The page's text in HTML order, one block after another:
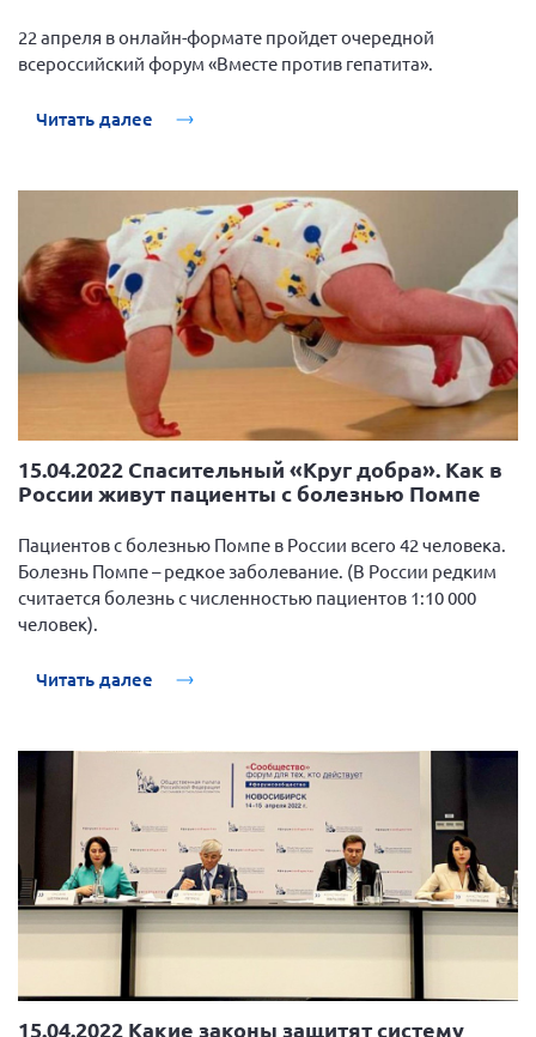
Нижегородская область
Новгородская область
Пензенская область
Республика Башкортостан
Республика Бурятия
Республика Карелия
Республика Калмыкия
Республика Хакасия
Ростовская область
г. Санкт-Петербург
Самарская область СОРС
Самарская область ПРИЗМА
Самарская область СГОРС
Свердловская область
Ставропольский край
Сахалинская область
Томская область
Тульская область
Ульяновская область
Челябинская область
Ярославская область
22 апреля в онлайн-формате пройдет очередной
всероссийский форум «Вместе против гепатита».
Читать далее
15.04.2022 Спасительный «Круг добра». Как в
России живут пациенты с болезнью Помпе
Пациентов с болезнью Помпе в России всего 42 человека.
Болезнь Помпе – редкое заболевание. (В России редким
считается болезнь с численностью пациентов 1:10 000
человек).
Читать далее
15.04.2022 Какие законы защитят систему